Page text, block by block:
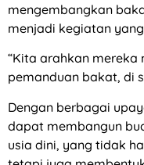
mengembangkan
menjadi kegiatan
“Kita arahkan mereka
pemanduan bakat, di
Dengan berbagai
dapat membangun
usia dini, yang tidak